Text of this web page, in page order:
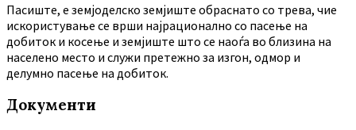
Пасиште, е земјоделско земјиште обраснато со трева, чие
искористување се врши најрационално со пасење на
добиток и косење и земјиште што се наоѓа во близина на
населено место и служи претежно за изгон, одмор и
делумно пасење на добиток.
Документи